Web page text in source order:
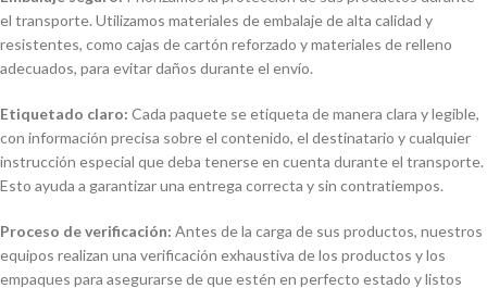
el transporte. Utilizamos materiales de embalaje de alta calidad y
resistentes, como cajas de cartón reforzado y materiales de relleno
adecuados, para evitar daños durante el envío.
Etiquetado claro: Cada paquete se etiqueta de manera clara y legible,
con información precisa sobre el contenido, el destinatario y cualquier
instrucción especial que deba tenerse en cuenta durante el transporte.
Esto ayuda a garantizar una entrega correcta y sin contratiempos.
Proceso de verificación: Antes de la carga de sus productos, nuestros
equipos realizan una verificación exhaustiva de los productos y los
empaques para asegurarse de que estén en perfecto estado y listos